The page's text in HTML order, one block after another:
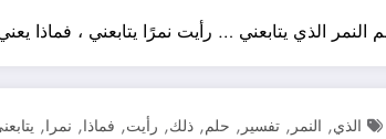
النمر الذي يتابعني … رأيت نمرًا يتابعني ، فماذا
الذي, النمر , تفسير , حلم, ذلك, رأيت, فماذا, نمرا,